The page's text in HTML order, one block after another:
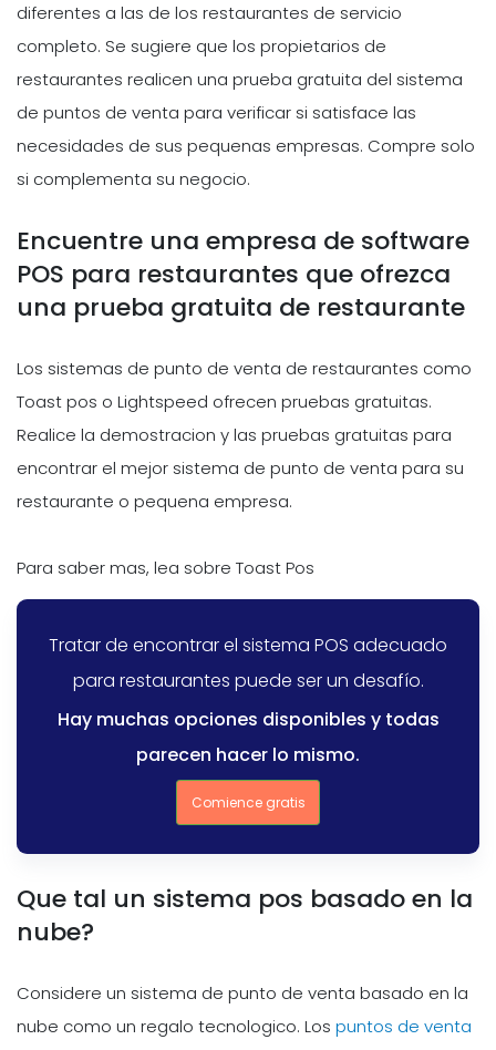
diferentes a las de los restaurantes de servicio
completo. Se sugiere que los propietarios de
restaurantes realicen una prueba gratuita del sistema
de puntos de venta para verificar si satisface las
necesidades de sus pequenas empresas. Compre solo
si complementa su negocio.
Encuentre una empresa de software
POS para restaurantes que ofrezca
una prueba gratuita de restaurante
Los sistemas de punto de venta de restaurantes como
Toast pos o Lightspeed ofrecen pruebas gratuitas.
Realice la demostracion y las pruebas gratuitas para
encontrar el mejor sistema de punto de venta para su
restaurante o pequena empresa.
Para saber mas, lea sobre Toast Pos
Tratar de encontrar el sistema POS adecuado
para restaurantes puede ser un desafío.
Hay muchas opciones disponibles y todas
parecen hacer lo mismo.
Comience gratis
Que tal un sistema pos basado en la
nube?
Considere un sistema de punto de venta basado en la
nube como un regalo tecnologico. Los puntos de venta